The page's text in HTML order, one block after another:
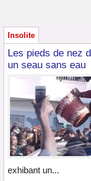
Insolite
Les pieds de nez
un seau sans eau
exhibant un...